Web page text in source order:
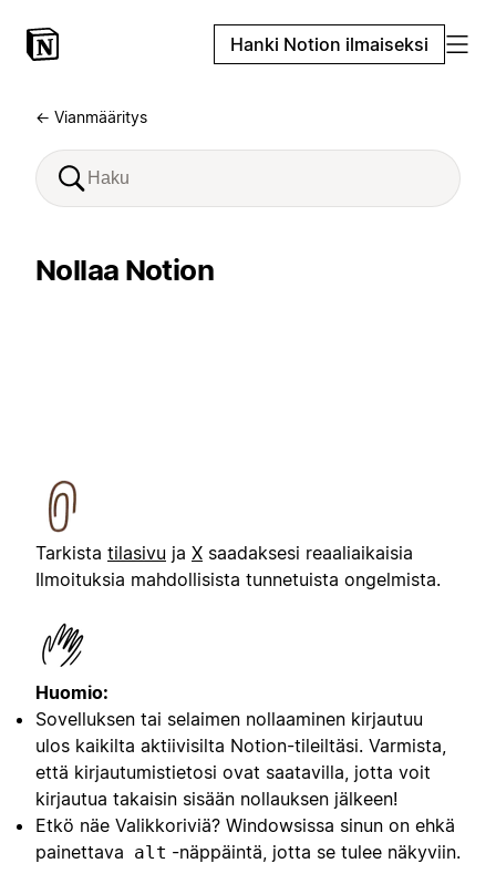
Hanki Notion ilmaiseksi
← Vianmääritys
Nollaa Notion
Tarkista tilasivu ja X saadaksesi reaaliaikaisia
Ilmoituksia mahdollisista tunnetuista ongelmista.
Huomio:
Sovelluksen tai selaimen nollaaminen kirjautuu
ulos kaikilta aktiivisilta Notion-tileiltäsi. Varmista,
että kirjautumistietosi ovat saatavilla, jotta voit
kirjautua takaisin sisään nollauksen jälkeen!
Etkö näe Valikkoriviä? Windowsissa sinun on ehkä
painettava alt -näppäintä, jotta se tulee näkyviin.